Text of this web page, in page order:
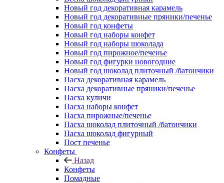
Новый год декоративная карамель
Новый год декоративные пряники/печенье
Новый год конфеты
Новый год наборы конфет
Новый год наборы шоколада
Новый год пирожное/печенье
Новый год фигурки новогодние
Новый год шоколад плиточный /батончики
Пасха декоративная карамель
Пасха декоративные пряники/печенье
Пасха куличи
Пасха наборы конфет
Пасха пирожные/печенье
Пасха шоколад плиточный /батончики
Пасха шоколад фигурный
Пост печенье
Конфеты
Назад
Конфеты
Помадные